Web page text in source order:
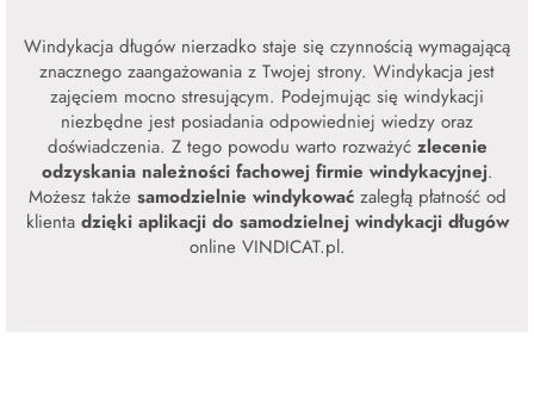
Windykacja długów nierzadko staje się czynnością wymagającą
znacznego zaangażowania z Twojej strony. Windykacja jest
zajęciem mocno stresującym. Podejmując się windykacji
niezbędne jest posiadania odpowiedniej wiedzy oraz
doświadczenia. Z tego powodu warto rozważyć zlecenie
odzyskania należności fachowej firmie windykacyjnej.
Możesz także samodzielnie windykowaćzaległą płatność od
klienta dzięki aplikacji do samodzielnej windykacji długów
online VINDICAT.pl.